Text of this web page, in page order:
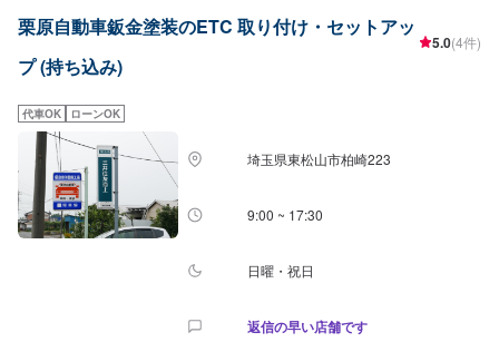
追求し、全てのお客様からも頼みやすい、と言っていただける自動車整備工
場となるよう努めてまいります！--------------------------------------------------【1】
オファーにてお問い合わせ【2】お見積り【3】お見積りにご納得いただけれ
たします。車種や状態により納期が前後する場合がございます。予め、ご了
承ください。◯代車について◯作業中は無料の代車をご利用ください。※燃料
代は、お客様負担となっております。予め、ご了承ください。◯ETC車載器
持ち込みについて◯ETC車載器の持ち込み可能です。オファーの際に持ち込
みパーツの詳細をご入力ください。【定休日・営業時間】定休日：日曜日、
祝日営業時間：9:00~18:00
栗原自動車鈑金塗装のETC 取り付け・セットアッ
プ (持ち込み)
5.0(4件)
代車OK ローンOK
埼玉県東松山市柏崎223
9:00 ~ 17:30
日曜・祝日
返信の早い店舗です